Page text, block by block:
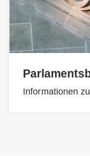
Informationen